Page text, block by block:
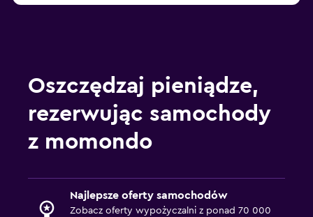
Oszczędzaj pieniądze,
rezerwując samochody
z momondo
Najlepsze oferty samochodów
Zobacz oferty wypożyczalni z ponad 70 000